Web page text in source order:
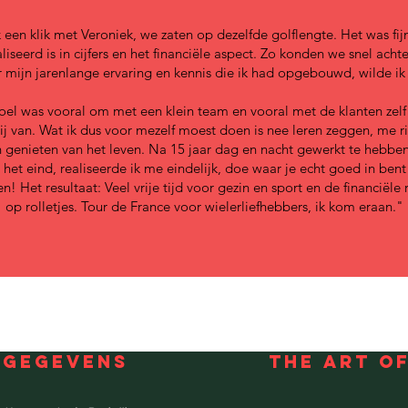
klik met Veroniek, we zaten op dezelfde golflengte. Het was
is in cijfers en het financiële aspect. Zo konden we snel
jarenlange ervaring en kennis die ik had opgebouwd, wilde
was vooral om met een klein team en vooral met de klanten
van. Wat ik dus voor mezelf moest doen is nee leren zeggen, me
van het leven. Na 15 jaar dag en nacht gewerkt te
het eind, realiseerde ik me eindelijk, doe waar je echt goed in
Het resultaat: Veel vrije tijd voor gezin en sport en de financiële
op rolletjes. Tour de France voor wielerliefhebbers, ik kom eraan."
GEGEVENS THE ART